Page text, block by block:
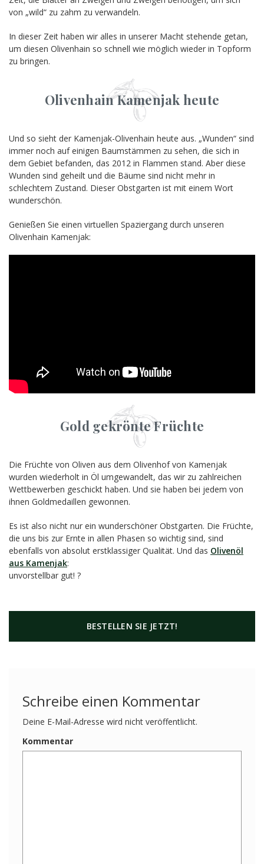
von „wild“ zu zahm zu verwandeln.
In dieser Zeit haben wir alles in unserer Macht stehende getan,
um diesen Olivenhain so schnell wie möglich wieder in Topform
zu bringen.
Olivenhain Kamenjak heute
Und so sieht der Kamenjak-Olivenhain heute aus. „Wunden“ sind
immer noch auf einigen Baumstämmen zu sehen, die sich in
dem Gebiet befanden, das 2012 in Flammen stand. Aber diese
Wunden sind geheilt und die Bäume sind nicht mehr in
schlechtem Zustand. Dieser Obstgarten ist mit einem Wort
wunderschön.
Genießen Sie einen virtuellen Spaziergang durch unseren
Olivenhain Kamenjak:
Gold gekrönte Früchte
Die Früchte von Oliven aus dem Olivenhof von Kamenjak
wurden wiederholt in Öl umgewandelt, das wir zu zahlreichen
Wettbewerben geschickt haben. Und sie haben bei jedem von
ihnen Goldmedaillen gewonnen.
Es ist also nicht nur ein wunderschöner Obstgarten. Die Früchte,
die uns bis zur Ernte in allen Phasen so wichtig sind, sind
ebenfalls von absolut erstklassiger Qualität. Und das Olivenöl
aus Kamenjak:
unvorstellbar gut! ?
BESTELLEN SIE JETZT!
Schreibe einen Kommentar
Deine E-Mail-Adresse wird nicht veröffentlicht.
Kommentar